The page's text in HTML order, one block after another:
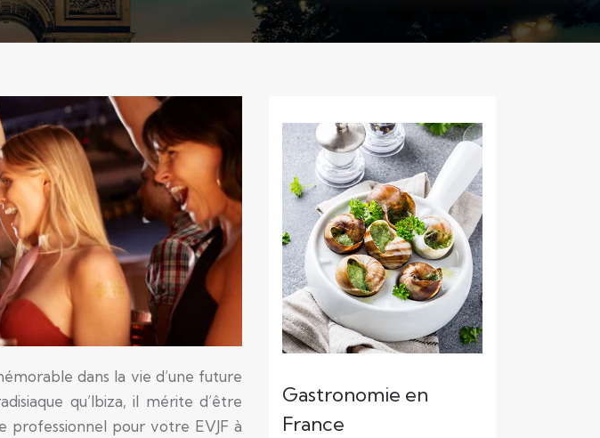
dans la vie d’une future
qu’Ibiza, il mérite d’être
professionnel pour votre EVJF à
Gastronomie en
France